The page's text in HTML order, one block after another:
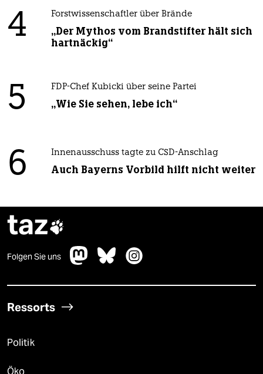
4 Forstwissenschaftler über Brände
„Der Mythos vom Brandstifter hält sich
hartnäckig“
5 FDP-Chef Kubicki über seine Partei
„Wie Sie sehen, lebe ich“
6 Innenausschuss tagte zu CSD-Anschlag
Auch Bayerns Vorbild hilft nicht weiter
taz
Folgen Sie uns
Ressorts
Politik
Öko